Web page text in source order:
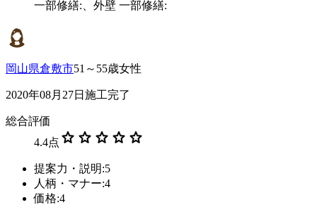
一部修繕:、外壁 一部修繕:
岡山県倉敷市51～55歳女性
2020年08月27日施工完了
総合評価
4.4点 star star star star star
提案力・説明:5
人柄・マナー:4
価格:4